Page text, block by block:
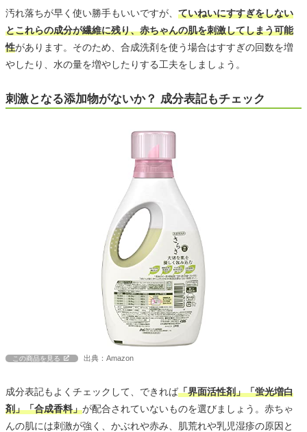
汚れ落ちが早く使い勝手もいいですが、 ていねいにすすぎをしない
とこれらの成分が繊維に残り、赤ちゃんの肌を刺激してしまう可能
性があります。そのため、合成洗剤を使う場合はすすぎの回数を増
やしたり、水の量を増やしたりする工夫をしましょう。
刺激となる添加物がないか？ 成分表記もチェック
この商品を見る 出典：Amazon
成分表記もよくチェックして、できれば「界面活性剤」「蛍光増白
剤」「合成香料」が配合されていないものを選びましょう。赤ちゃ
んの肌には刺激が強く、かぶれや赤み、肌荒れや乳児湿疹の原因と